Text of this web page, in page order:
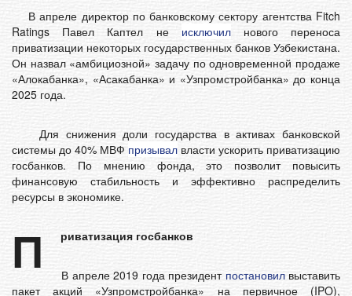
В апреле директор по банковскому сектору агентства Fitch
Ratings Павел Каптел не исключилнового переноса
приватизации некоторых государственных банков Узбекистана.
Он назвал «амбициозной» задачу по одновременной продаже
«Алокабанка», «Асакабанка» и «Узпромстройбанка» до конца
2025 года.
Для снижения доли государства в активах банковской
системы до 40% МВФ призывал власти ускорить приватизацию
госбанков. По мнению фонда, это позволит повысить
финансовую стабильность и эффективно распределить
ресурсы в экономике.
П риватизация госбанков
В апреле 2019 года президент постановилвыставить
пакет акций «Узпромстройбанка» на первичное (IPO),